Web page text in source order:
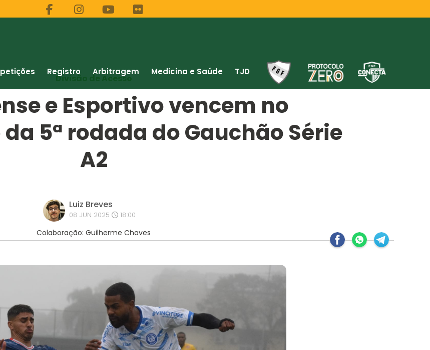
Registro Arbitragem Medicina e Saúde TJD
Divisão de Acesso
e Esportivo vencem no
5ª rodada do Gauchão Série
A2
Luiz Breves
08 JUN 2025 18:00
Colaboração: Guilherme Chaves